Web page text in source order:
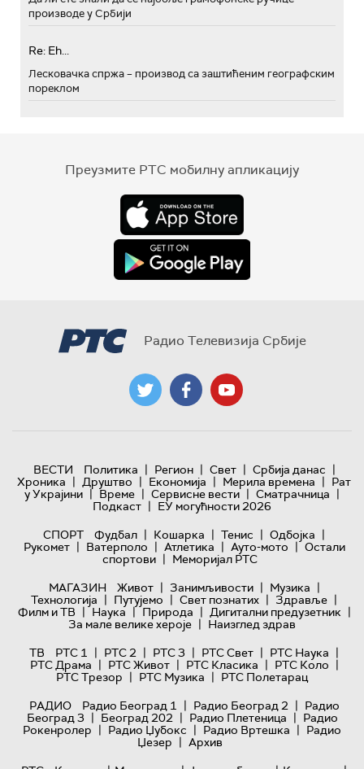
производе у Србији
Re: Eh...
Лесковачка спржа – производ са заштићеним географским
пореклом
Преузмите РТС мобилну апликацију
Радио Телевизија Србије
ВЕСТИ Политика | Регион | Свет | Србија данас |
Хроника | Друштво | Економија | Мерила времена | Рат
у Украјини | Време | Сервисне вести | Сматрачница |
Подкаст | ЕУ могућности 2026
СПОРТ
Фудбал | Кошарка | Тенис | Одбојка |
Рукомет | Ватерполо | Атлетика | Ауто-мото | Остали
спортови | Меморијал РТС
МАГАЗИН
Живот | Занимљивости | Музика |
Технологијa | Путујемо | Свет познатих | Здравље |
Филм и ТВ | Наука | Природа | Дигитални предузетник |
За мале велике хероје | Наизглед здрав
ТВ
РТС 1 | РТС 2 | РТС 3 | РТС Свет | РТС Наука |
РТС Драма | РТС Живот | РТС Класика | РТС Коло |
РТС Трезор | РТС Музика | РТС Полетарац
РАДИО
Радио Београд 1 | Радио Београд 2 | Радио
Београд 3 | Београд 202 | Радио Плетеница | Радио
Рокенролер | Радио Џубокс | Радио Вртешка | Радио
Џезер | Архив